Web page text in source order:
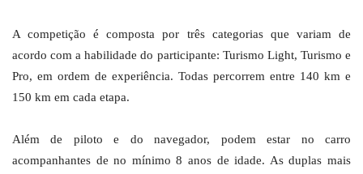
A competição é composta por três categorias que variam de
acordo com a habilidade do participante: Turismo Light, Turismo e
Pro, em ordem de experiência. Todas percorrem entre 140 km e
150 km em cada etapa.
Além de piloto e do navegador, podem estar no carro
acompanhantes de no mínimo 8 anos de idade. As duplas mais